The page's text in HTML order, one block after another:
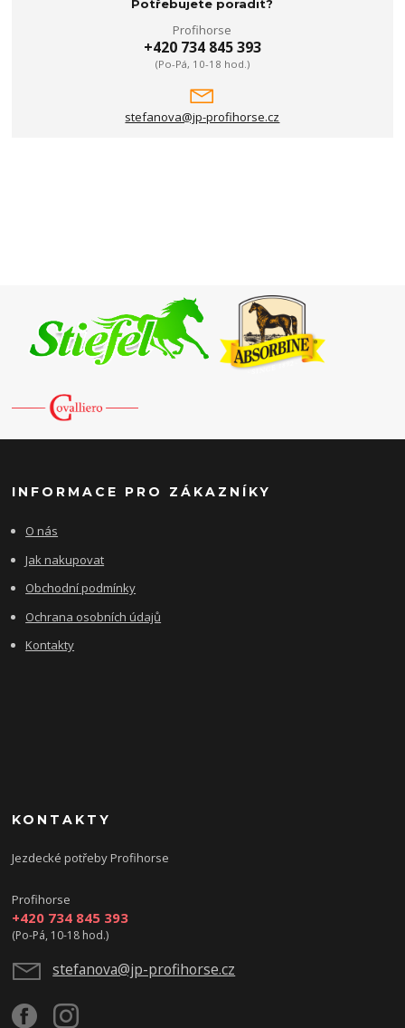
Potřebujete poradit?
Profihorse
+420 734 845 393
(Po-Pá, 10-18 hod.)
stefanova@jp-profihorse.cz
INFORMACE PRO ZÁKAZNÍKY
O nás
Jak nakupovat
Obchodní podmínky
Ochrana osobních údajů
Kontakty
KONTAKTY
Jezdecké potřeby Profihorse
Profihorse
+420 734 845 393
(Po-Pá, 10-18 hod.)
stefanova@jp-profihorse.cz